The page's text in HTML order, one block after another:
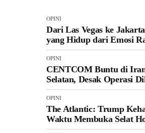
OPINI
Dari Las Vegas ke Jakarta,
yang Hidup dari Emosi
OPINI
CENTCOM Buntu di Iran
Desak Operasi Dihentikan
OPINI
The Atlantic: Trump
Membuka Selat Hormuz